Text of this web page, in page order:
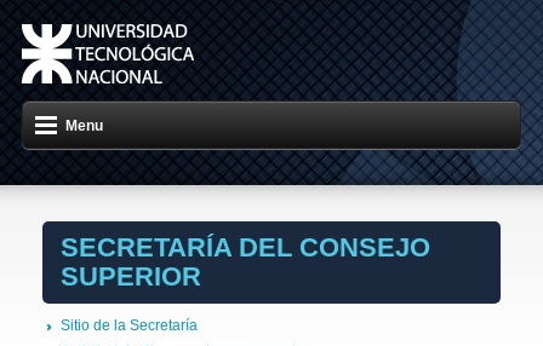
Menu
SECRETARÍA DEL CONSEJO
SUPERIOR
Sitio de la Secretaría